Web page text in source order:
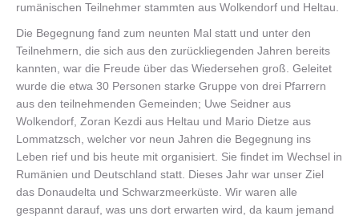
rumänischen Teilnehmer stammten aus Wolkendorf und Heltau.
Die Begegnung fand zum neunten Mal statt und unter den
Teilnehmern, die sich aus den zurückliegenden Jahren bereits
kannten, war die Freude über das Wiedersehen groß. Geleitet
wurde die etwa 30 Personen starke Gruppe von drei Pfarrern
aus den teilnehmenden Gemeinden; Uwe Seidner aus
Wolkendorf, Zoran Kezdi aus Heltau und Mario Dietze aus
Lommatzsch, welcher vor neun Jahren die Begegnung ins
Leben rief und bis heute mit organisiert. Sie findet im Wechsel in
Rumänien und Deutschland statt. Dieses Jahr war unser Ziel
das Donaudelta und Schwarzmeerküste. Wir waren alle
gespannt darauf, was uns dort erwarten wird, da kaum jemand